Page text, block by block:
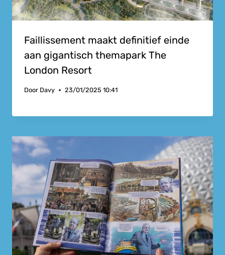
Faillissement maakt definitief einde
aan gigantisch themapark The
London Resort
Door Davy 23/01/2025 10:41